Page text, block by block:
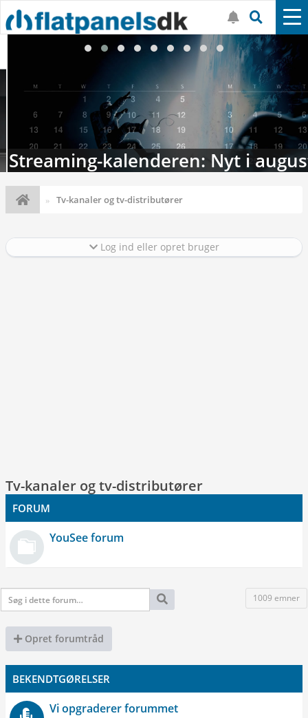
Streaming-kalenderen: Nyt i august
Tv-kanaler og tv-distributører
Log ind eller opret bruger
Tv-kanaler og tv-distributører
FORUM
YouSee forum
1009 emner
Opret forumtråd
BEKENDTGØRELSER
Vi opgraderer forummet